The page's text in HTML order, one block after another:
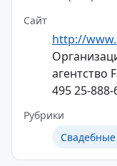
Сайт
http://
агентство
495 25-888-
Рубрики
Свадебные